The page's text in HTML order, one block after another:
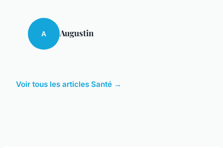
A Augustin
Voir tous les articles Santé →